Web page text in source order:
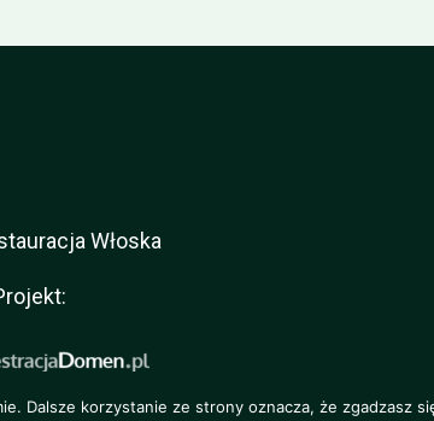
Włoska
Dalsze korzystanie ze strony oznacza, że zgadzasz